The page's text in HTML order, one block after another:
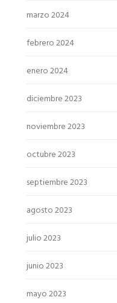
marzo 2024
febrero 2024
enero 2024
diciembre 2023
noviembre 2023
octubre 2023
septiembre 2023
agosto 2023
julio 2023
junio 2023
mayo 2023